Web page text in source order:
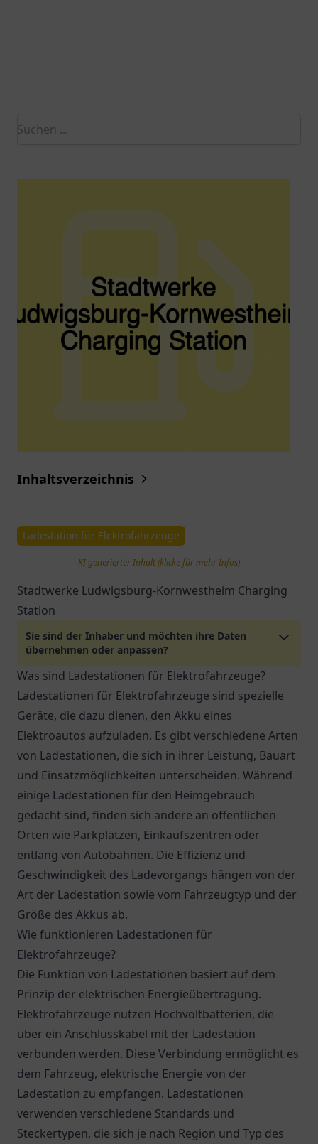
Inhaltsverzeichnis
Ladestation für Elektrofahrzeuge
KI generierter Inhalt (klicke für mehr Infos)
Stadtwerke Ludwigsburg-Kornwestheim Charging
Station
Sie sind der Inhaber und möchten ihre Daten
übernehmen oder anpassen?
Was sind Ladestationen für Elektrofahrzeuge?
Ladestationen für Elektrofahrzeuge sind spezielle
Geräte, die dazu dienen, den Akku eines
Elektroautos aufzuladen. Es gibt verschiedene Arten
von Ladestationen, die sich in ihrer Leistung, Bauart
und Einsatzmöglichkeiten unterscheiden. Während
einige Ladestationen für den Heimgebrauch
gedacht sind, finden sich andere an öffentlichen
Orten wie Parkplätzen, Einkaufszentren oder
entlang von Autobahnen. Die Effizienz und
Geschwindigkeit des Ladevorgangs hängen von der
Art der Ladestation sowie vom Fahrzeugtyp und der
Größe des Akkus ab.
Wie funktionieren Ladestationen für
Elektrofahrzeuge?
Die Funktion von Ladestationen basiert auf dem
Prinzip der elektrischen Energieübertragung.
Elektrofahrzeuge nutzen Hochvoltbatterien, die
über ein Anschlusskabel mit der Ladestation
verbunden werden. Diese Verbindung ermöglicht es
dem Fahrzeug, elektrische Energie von der
Ladestation zu empfangen. Ladestationen
verwenden verschiedene Standards und
Steckertypen, die sich je nach Region und Typ des